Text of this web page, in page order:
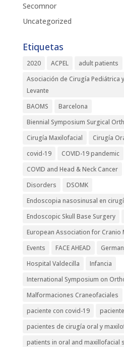
Secomnor
Uncategorized
Etiquetas
2020 ACPEL adult patients
Asociación de Cirugía Pediátrica
Levante
BAOMS
Barcelona
Biennial Symposium Surgical
Cirugía Maxilofacial
Cirugía
covid-19
COVID-19 pandemic
COVID and Head & Neck Cancer
Disorders
DSOMK
Endoscopia nasosinusal en
Endoscopic Skull Base Surgery
European Association for Cranio
Events
FACE AHEAD
Hospital Valdecilla
Infancia
International Symposium on
Malformaciones Craneofaciales
paciente con covid-19
pacientes de cirugía oral y
patients in oral and maxillofacial